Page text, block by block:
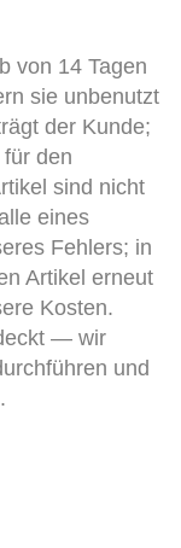
von 14 Tagen
sie unbenutzt
der Kunde;
den
sind nicht
eines
Fehlers; in
Artikel erneut
Kosten.
— wir
und